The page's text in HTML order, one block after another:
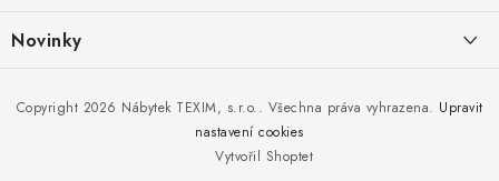
Kontakty
Doprava nábytku k Vám
Novinky
to!
Nakupujte zahradní nábytek i v ziměVytvořil Shoptet
Copyright 2026 Nábytek TEXIM, s.r.o.. Všechna práva vyhrazena. Upravit
nastavení cookies